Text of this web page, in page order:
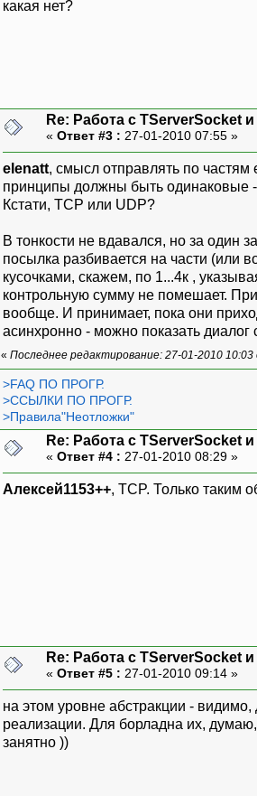
какая нет?
Re: Работа с TServerSocket
« Ответ #3 : 27-01-2010 07:55 »
elenatt, смысл отправлять по частям
принципы должны быть одинаковые
Кстати, TCP или UDP?
В тонкости не вдавался, но за один
посылка разбивается на части (или
кусочками, скажем, по 1...4к ,
контрольную сумму не помешает.
вообще. И принимает, пока они
асинхронно - можно показать диалог
« Последнее редактирование: 27-01-2010
>FAQ ПО ПРОГР.
>ССЫЛКИ ПО ПРОГР.
>Правила"Неотложки"
Re: Работа с TServerSocket
« Ответ #4 : 27-01-2010 08:29 »
Алексей1153++, TCP. Только таким
Re: Работа с TServerSocket
« Ответ #5 : 27-01-2010 09:14 »
на этом уровне абстракции -
реализации. Для борладна их,
занятно ))